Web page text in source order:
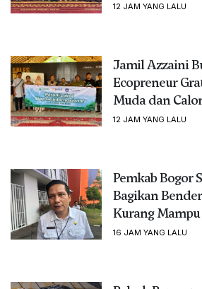
12 JAM YANG LALU
Jamil Azzaini
Ecopreneur
Muda dan
12 JAM YANG LALU
Pemkab Bogor
Bagikan
Kurang Mampu
16 JAM YANG LALU